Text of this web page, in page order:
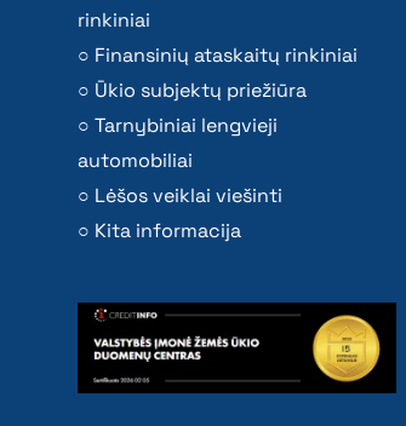
rinkiniai
Finansinių ataskaitų rinkiniai
Ūkio subjektų priežiūra
Tarnybiniai lengvieji
automobiliai
Lėšos veiklai viešinti
Kita informacija